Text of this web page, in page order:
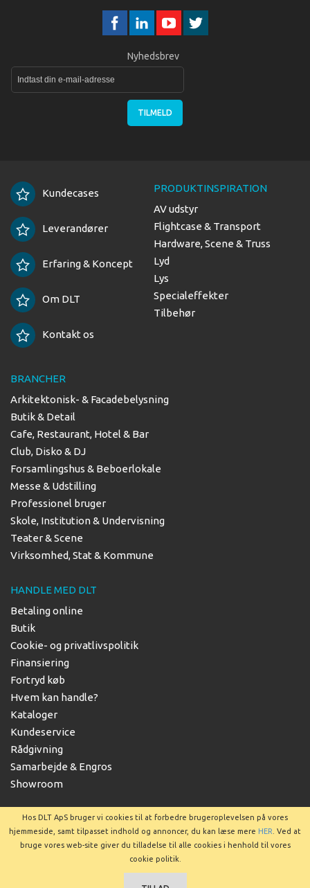
Nyhedsbrev
TILMELD
Kundecases
Leverandører
Erfaring & Koncept
Om DLT
Kontakt os
PRODUKTINSPIRATION
AV udstyr
Flightcase & Transport
Hardware, Scene & Truss
Lyd
Lys
Specialeffekter
Tilbehør
BRANCHER
Arkitektonisk- & Facadebelysning
Butik & Detail
Cafe, Restaurant, Hotel & Bar
Club, Disko & DJ
Forsamlingshus & Beboerlokale
Messe & Udstilling
Professionel bruger
Skole, Institution & Undervisning
Teater & Scene
Virksomhed, Stat & Kommune
HANDLE MED DLT
Betaling online
Butik
Cookie- og privatlivspolitik
Finansiering
Fortryd køb
Hvem kan handle?
Kataloger
Kundeservice
Rådgivning
Samarbejde & Engros
Showroom
Copyright © 2025 DLT ApS
Hos DLT ApS bruger vi cookies til at forbedre brugeroplevelsen på vores
hjemmeside, samt tilpasset indhold og annoncer, du kan læse mere HER . Ved at
bruge vores web-site giver du tilladelse til alle cookies i henhold til vores
cookie politik.